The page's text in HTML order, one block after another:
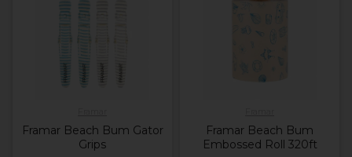
Framar Beach Bum Gator
Grips
Framar Beach Bum
Embossed Roll 320ft